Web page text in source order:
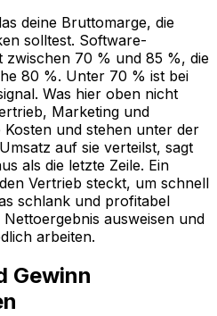
deine Bruttomarge, die
solltest. Software-
zwischen 70 % und 85 %, die
80 %. Unter 70 % ist bei
Was hier oben nicht
Marketing und
und stehen unter der
auf sie verteilst, sagt
als die letzte Zeile. Ein
Vertrieb steckt, um schnell
schlank und profitabel
ausweisen und
arbeiten.
Gewinn